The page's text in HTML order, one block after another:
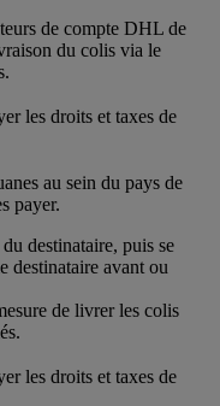
de compte DHL de
du colis via le
les droits et taxes de
au sein du pays de
payer.
destinataire, puis se
destinataire avant ou
de livrer les colis
les droits et taxes de